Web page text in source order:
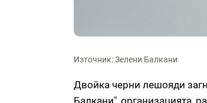
Източник: Зелени Балкани
Двойка черни лешояди